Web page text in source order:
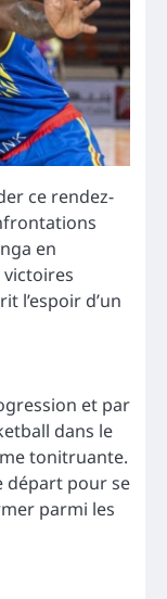
ce rendez-
en
victoires
l’espoir d’un
et par
dans le
tonitruante.
départ pour se
parmi les